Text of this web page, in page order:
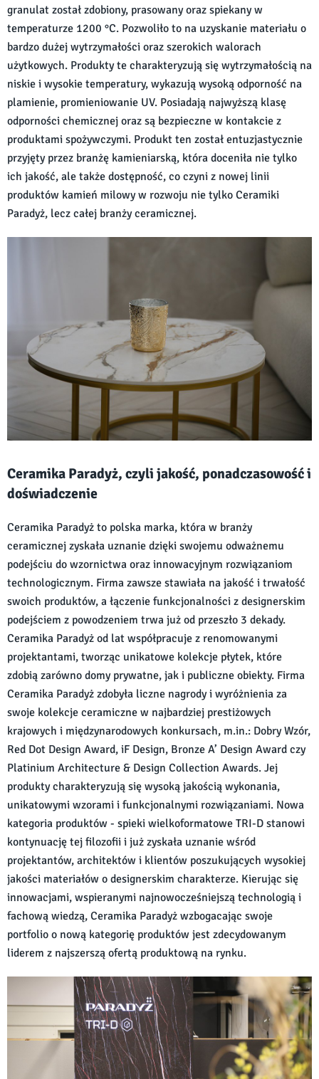
granulat został zdobiony, prasowany oraz spiekany w
temperaturze 1200 °C. Pozwoliło to na uzyskanie materiału o
bardzo dużej wytrzymałości oraz szerokich walorach
użytkowych. Produkty te charakteryzują się wytrzymałością na
niskie i wysokie temperatury, wykazują wysoką odporność na
plamienie, promieniowanie UV. Posiadają najwyższą klasę
odporności chemicznej oraz są bezpieczne w kontakcie z
produktami spożywczymi. Produkt ten został entuzjastycznie
przyjęty przez branżę kamieniarską, która doceniła nie tylko
ich jakość, ale także dostępność, co czyni z nowej linii
produktów kamień milowy w rozwoju nie tylko Ceramiki
Paradyż, lecz całej branży ceramicznej.
Ceramika Paradyż, czyli jakość, ponadczasowość i
doświadczenie
Ceramika Paradyż to polska marka, która w branży
ceramicznej zyskała uznanie dzięki swojemu odważnemu
podejściu do wzornictwa oraz innowacyjnym rozwiązaniom
technologicznym. Firma zawsze stawiała na jakość i trwałość
swoich produktów, a łączenie funkcjonalności z designerskim
podejściem z powodzeniem trwa już od przeszło 3 dekady.
Ceramika Paradyż od lat współpracuje z renomowanymi
projektantami, tworząc unikatowe kolekcje płytek, które
zdobią zarówno domy prywatne, jak i publiczne obiekty. Firma
Ceramika Paradyż zdobyła liczne nagrody i wyróżnienia za
swoje kolekcje ceramiczne w najbardziej prestiżowych
krajowych i międzynarodowych konkursach, m.in.: Dobry Wzór,
Red Dot Design Award, iF Design, Bronze A’ Design Award czy
Platinium Architecture & Design Collection Awards. Jej
produkty charakteryzują się wysoką jakością wykonania,
unikatowymi wzorami i funkcjonalnymi rozwiązaniami. Nowa
kategoria produktów - spieki wielkoformatowe TRI-D stanowi
kontynuację tej filozofii i już zyskała uznanie wśród
projektantów, architektów i klientów poszukujących wysokiej
jakości materiałów o designerskim charakterze. Kierując się
innowacjami, wspieranymi najnowocześniejszą technologią i
fachową wiedzą, Ceramika Paradyż wzbogacając swoje
portfolio o nową kategorię produktów jest zdecydowanym
liderem z najszerszą ofertą produktową na rynku.